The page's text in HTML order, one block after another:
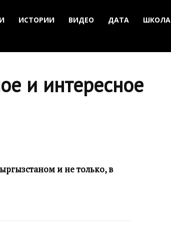
ИСТОРИИ ВИДЕО ДАТА ШКОЛА
и интересное
и не только, в